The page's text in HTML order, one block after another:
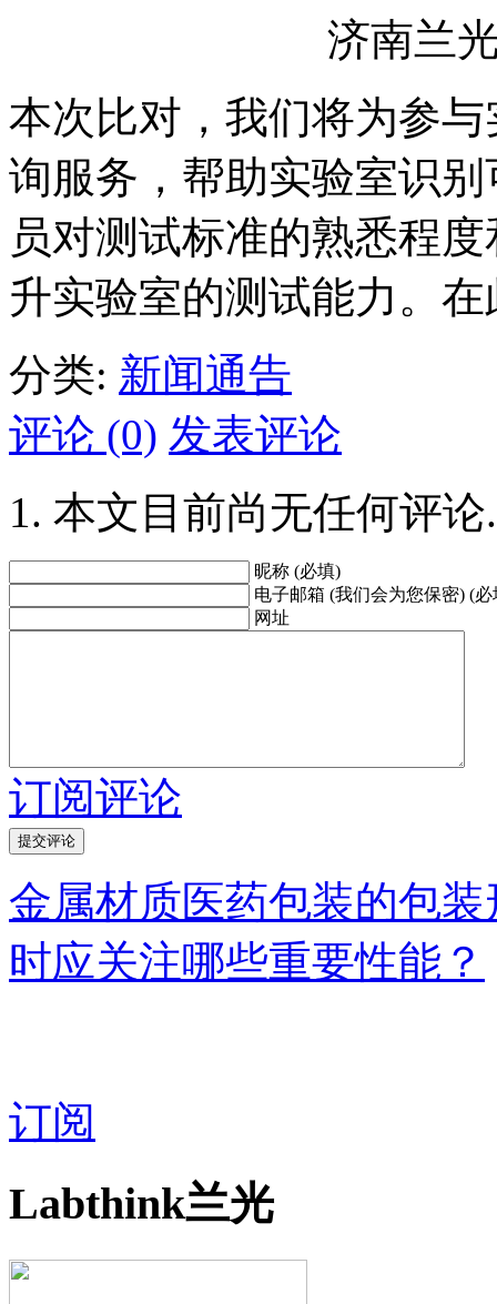
济南兰
本次比对，我们将为参
询服务，帮助实验室识
员对测试标准的熟悉程
升实验室的测试能力。
分类: 新闻通告
评论 (0) 发表评论
本文目前尚无任何评论.
昵称 (必填)
电子邮箱 (我们会为您保密) (必
网址
订阅评论
金属材质医药包装的包
时应关注哪些重要性能？
订阅
Labthink兰光